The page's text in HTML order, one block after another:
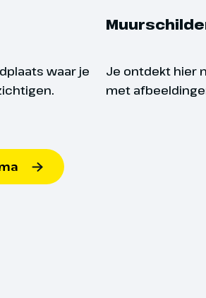
waar je
Je ontdekt hier
met
groepsreizen per vliegtuig
altijd een alternatief